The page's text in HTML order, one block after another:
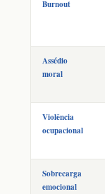
Burnout
Assédio
moral
Violência
ocupacional
Sobrecarga
emocional